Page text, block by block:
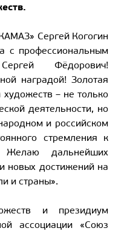
Сергей Когогин
с профессиональным
Фёдорович!
наградой! Золотая
– не только
деятельности, но
и российском
стремления к
Желаю дальнейших
новых достижений на
и страны».
и президиум
ассоциации «Союз